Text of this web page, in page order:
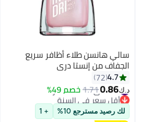
سالي هانسن طلاء أظافر سريع
الجفاف من إنستا دري
4.7
72
د.ك‏0.86
1.71خصم 49% #28 في طلاء الأظافر
أقل سعر في السنة
#28 في طلاء الأظافر
لك رصيد مسترجع 10% + 1